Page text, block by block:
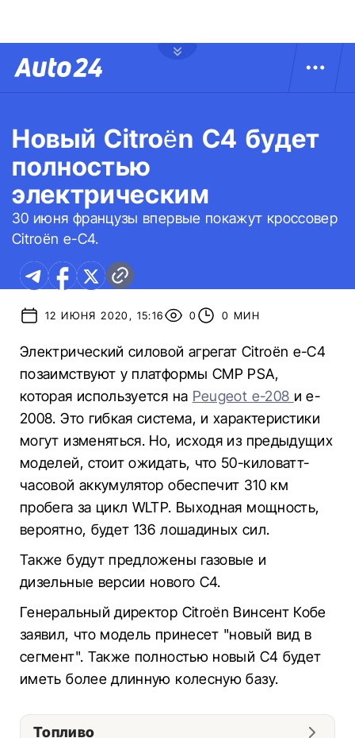
Новый Citroën C4 будет
полностью
электрическим
30 июня французы впервые покажут кроссовер
Citroën e-C4.
12 ИЮНЯ 2020, 15:16 0 0 МИН
Электрический силовой агрегат Citroën e-C4
позаимствуют у платформы CMP PSA,
которая используется на Peugeot e-208 и e-
2008. Это гибкая система, и характеристики
могут изменяться. Но, исходя из предыдущих
моделей, стоит ожидать, что 50-киловатт-
часовой аккумулятор обеспечит 310 км
пробега за цикл WLTP. Выходная мощность,
вероятно, будет 136 лошадиных сил.
Также будут предложены газовые и
дизельные версии нового C4.
Генеральный директор Citroën Винсент Кобе
заявил, что модель принесет "новый вид в
сегмент". Также полностью новый C4 будет
иметь более длинную колесную базу.
Топливо